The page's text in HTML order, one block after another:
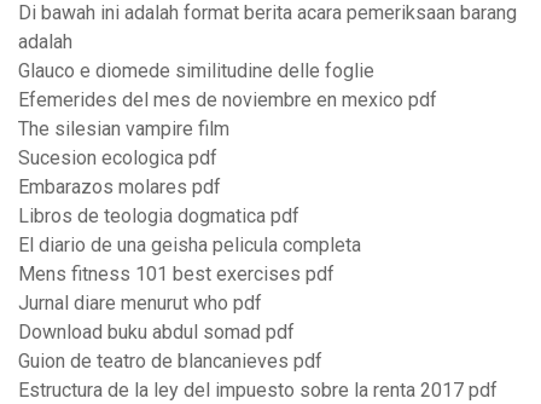
Di bawah ini adalah format berita acara pemeriksaan barang
adalah
Glauco e diomede similitudine delle foglie
Efemerides del mes de noviembre en mexico pdf
The silesian vampire film
Sucesion ecologica pdf
Embarazos molares pdf
Libros de teologia dogmatica pdf
El diario de una geisha pelicula completa
Mens fitness 101 best exercises pdf
Jurnal diare menurut who pdf
Download buku abdul somad pdf
Guion de teatro de blancanieves pdf
Estructura de la ley del impuesto sobre la renta 2017 pdf